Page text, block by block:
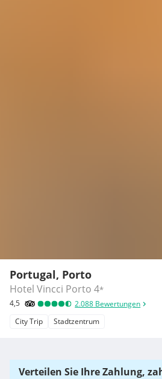
Portugal, Porto
Hotel Vincci Porto 4*
4,5 2.088 Bewertungen
City Trip
Stadtzentrum
Verteilen Sie Ihre Zahlung,